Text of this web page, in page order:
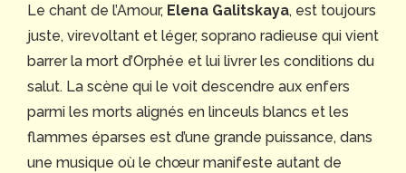
Le chant de l’Amour, Elena Galitskaya, est toujours
juste, virevoltant et léger, soprano radieuse qui vient
barrer la mort d’Orphée et lui livrer les conditions du
salut. La scène qui le voit descendre aux enfers
parmi les morts alignés en linceuls blancs et les
flammes éparses est d’une grande puissance, dans
une musique où le chœur manifeste autant de